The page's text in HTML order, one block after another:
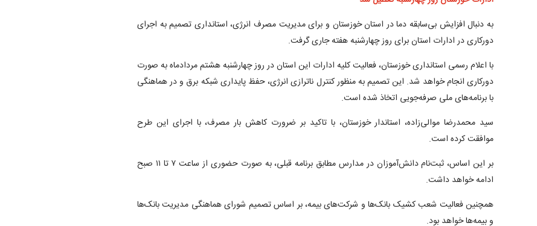
به دنبال افزایش بی‌سابقه دما در استان خوزستان و برای مدیریت مصرف انرژی، استانداری تصمیم به اجرای
دورکاری در ادارات استان برای روز چهارشنبه هفته جاری گرفت.
با اعلام رسمی استانداری خوزستان، فعالیت کلیه ادارات این استان در روز چهارشنبه هشتم مردادماه به صورت
دورکاری انجام خواهد شد. این تصمیم به منظور کنترل ناترازی انرژی، حفظ پایداری شبکه برق و در هماهنگی
با برنامه‌های ملی صرفه‌جویی اتخاذ شده است.
سید محمدرضا موالی‌زاده، استاندار خوزستان، با تاکید بر ضرورت کاهش بار مصرف، با اجرای این طرح
موافقت کرده است.
بر این اساس، ثبت‌نام دانش‌آموزان در مدارس مطابق برنامه قبلی، به صورت حضوری از ساعت ۷ تا ۱۱ صبح
ادامه خواهد داشت.
همچنین فعالیت شعب کشیک بانک‌ها و شرکت‌های بیمه، بر اساس تصمیم شورای هماهنگی مدیریت بانک‌ها
و بیمه‌ها خواهد بود.